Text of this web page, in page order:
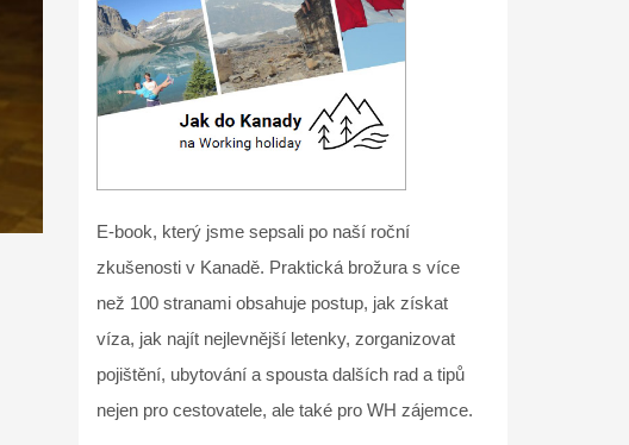
E-book, který jsme sepsali po naší roční
zkušenosti v Kanadě. Praktická brožura s více
než 100 stranami obsahuje postup, jak získat
víza, jak najít nejlevnější letenky, zorganizovat
pojištění, ubytování a spousta dalších rad a tipů
nejen pro cestovatele, ale také pro WH zájemce.